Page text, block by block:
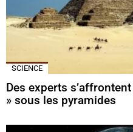
SCIENCE
Des experts
» sous les pyramides